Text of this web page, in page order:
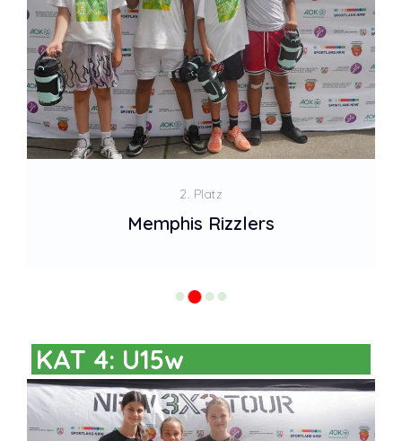
2. Platz
Memphis Rizzlers
KAT 4: U15w